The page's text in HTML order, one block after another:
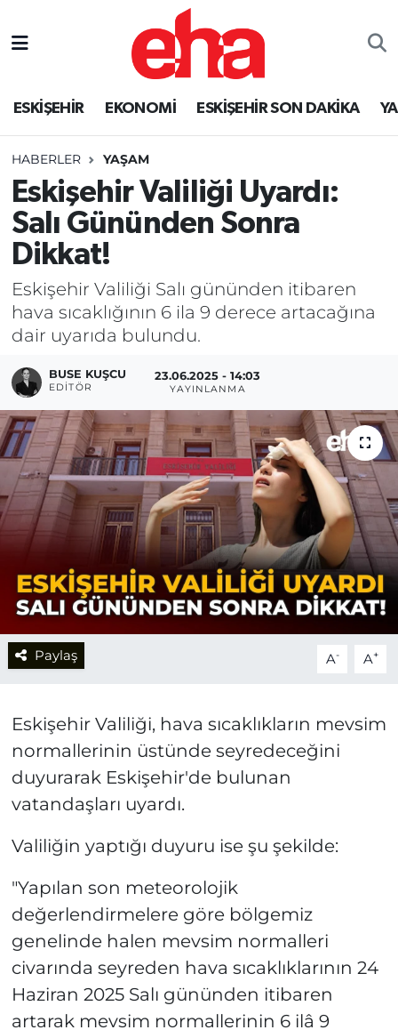
ESKİŞEHİR EKONOMİ ESKİŞEHİR SON DAKİKA
HABERLER YAŞAM
Eskişehir Valiliği Uyardı:
Salı Gününden Sonra
Dikkat!
Eskişehir Valiliği Salı gününden itibaren
hava sıcaklığının 6 ila 9 derece artacağına
dair uyarıda bulundu.
BUSE KUŞCU
EDITÖR
23.06.2025 - 14:03
YAYINLANMA
Paylaş A- A+
Eskişehir Valiliği, hava sıcaklıkların mevsim
normallerinin üstünde seyredeceğini
duyurarak Eskişehir'de bulunan
vatandaşları uyardı.
Valiliğin yaptığı duyuru ise şu şekilde:
"Yapılan son meteorolojik
değerlendirmelere göre bölgemiz
genelinde halen mevsim normalleri
civarında seyreden hava sıcaklıklarının 24
Haziran 2025 Salı gününden itibaren
artarak mevsim normallerinin 6 ilâ 9